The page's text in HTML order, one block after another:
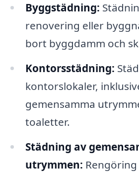
Byggstädning:
renovering eller
bort byggdamm och
Kontorsstädning:
kontorslokaler,
gemensamma
toaletter.
Städning av
utrymmen: